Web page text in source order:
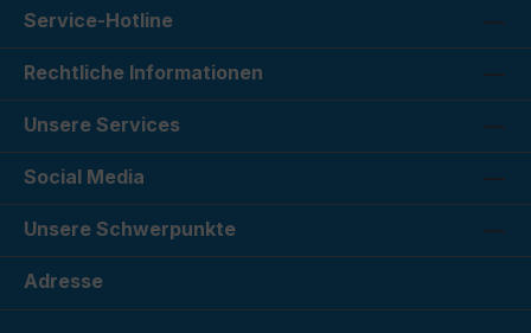
Service-Hotline
Rechtliche Informationen
Unsere Services
Social Media
Unsere Schwerpunkte
Adresse